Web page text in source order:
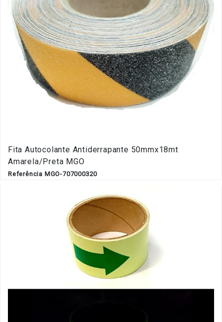
Fita Autocolante Antiderrapante 50mmx18mt
Amarela/Preta MGO
Referência MGO-707000320